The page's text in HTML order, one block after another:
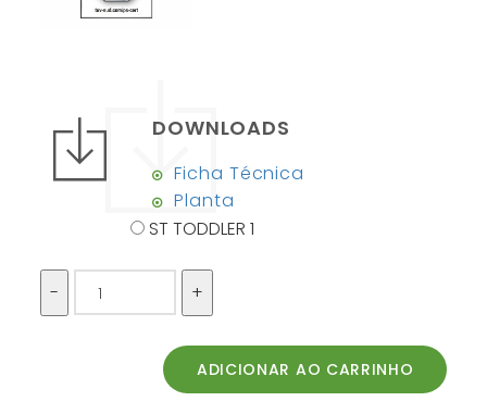
DOWNLOADS
Ficha Técnica
Planta
ST TODDLER 1